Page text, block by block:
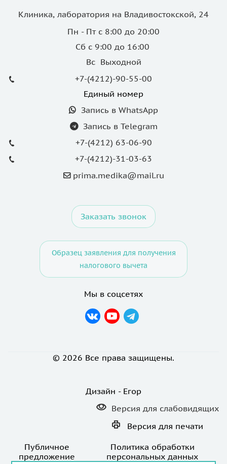
Клиника, лаборатория на Владивостокской, 24
Пн - Пт с 8:00 до 20:00
Сб с 9:00 до 16:00
Вс Выходной
+7-(4212)-90-55-00
Единый номер
Запись в WhatsApp
Запись в Telegram
+7-(4212) 63-06-90
+7-(4212)-31-03-63
prima.medika@mail.ru
Заказать звонок
Образец заявления для получения
налогового вычета
Мы в соцсетях
© 2026 Все права защищены.
Дизайн - Егор
Версия для слабовидящих
Версия для печати
Публичное
предложение
Политика обработки
персональных данных